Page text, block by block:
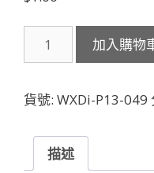
P13-
大
あ
加入購物
貨號: WXDi-P13-049
描述